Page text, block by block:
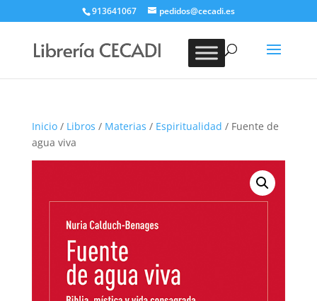
913641067 pedidos@cecadi.es
BUSCAR
Inicio/ Libros / Materias / Espiritualidad / Fuente de
agua viva